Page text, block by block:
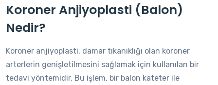
Koroner Anjiyoplasti (Balon)
Nedir?
Koroner anjiyoplasti, damar tıkanıklığı olan koroner
arterlerin genişletilmesini sağlamak için kullanılan bir
tedavi yöntemidir. Bu işlem, bir balon kateter ile